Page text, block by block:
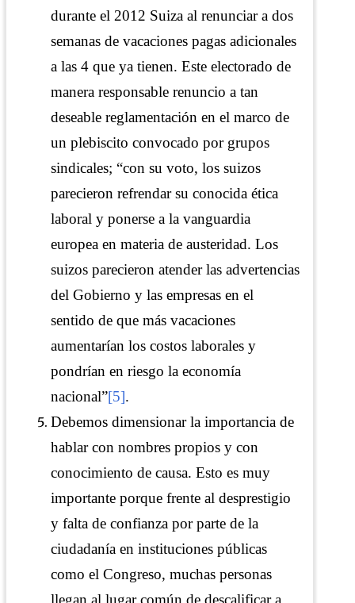
durante el 2012 Suiza al renunciar a dos
semanas de vacaciones pagas adicionales
a las 4 que ya tienen. Este electorado de
manera responsable renuncio a tan
deseable reglamentación en el marco de
un plebiscito convocado por grupos
sindicales; “con su voto, los suizos
parecieron refrendar su conocida ética
laboral y ponerse a la vanguardia
europea en materia de austeridad. Los
suizos parecieron atender las advertencias
del Gobierno y las empresas en el
sentido de que más vacaciones
aumentarían los costos laborales y
pondrían en riesgo la economía
nacional”[5].
Debemos dimensionar la importancia de
hablar con nombres propios y con
conocimiento de causa. Esto es muy
importante porque frente al desprestigio
y falta de confianza por parte de la
ciudadanía en instituciones públicas
como el Congreso, muchas personas
llegan al lugar común de descalificar a